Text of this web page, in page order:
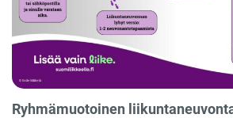
Ryhmämuotoinen